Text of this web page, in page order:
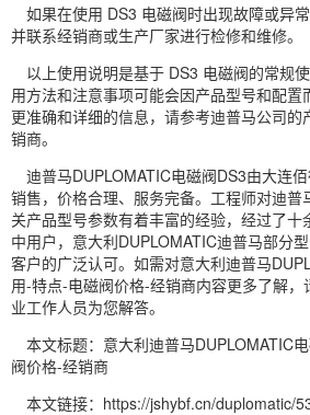
如果在使用 DS3 电磁阀时出现故障或异
并联系经销商或生产厂家进行检修和维修。
以上使用说明是基于 DS3 电磁阀的常规
用方法和注意事项可能会因产品型号和配
更准确和详细的信息，请参考迪普马公司
销商。
迪普马DUPLOMATIC电磁阀DS3由大连
销售，价格合理、服务完备。工程师对迪普
关产品型号参数有着丰富的经验，经过了
中用户，意大利DUPLOMATIC迪普马部分
客户的广泛认可。如需对意大利迪普马
用-特点-电磁阀价格-经销商内容更多了解
业工作人员为您解答。
本文标题：意大利迪普马DUPLOMATIC
阀价格-经销商
本文链接：https://jshybf.cn/duplomatic/